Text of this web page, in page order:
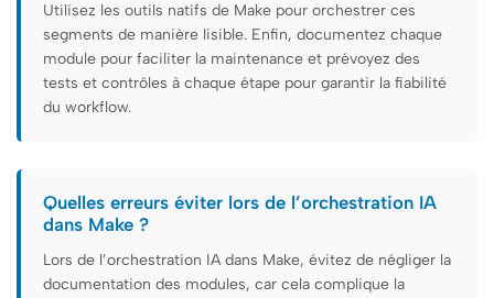
Utilisez les outils natifs de Make pour orchestrer ces
segments de manière lisible. Enfin, documentez chaque
module pour faciliter la maintenance et prévoyez des
tests et contrôles à chaque étape pour garantir la fiabilité
du workflow.
Quelles erreurs éviter lors de l’orchestration IA
dans Make ?
Lors de l’orchestration IA dans Make, évitez de négliger la
documentation des modules, car cela complique la